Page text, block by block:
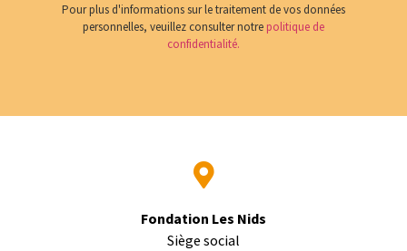
Pour plus d'informations sur le traitement de vos données
personnelles, veuillez consulter notre politique de
confidentialité.
Fondation Les Nids
Siège social